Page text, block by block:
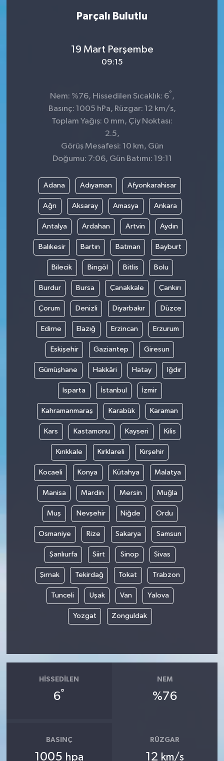
Parçalı Bulutlu
19 Mart Perşembe
09:15
Nem: %76, Hissedilen Sıcaklık: 6° ,
Basınç: 1005 hPa, Rüzgar: 12 km/s,
Toplam Yağış: 0 mm, Çiy Noktası:
2.5,
Görüş Mesafesi: 10 km, Gün
Doğumu: 7:06, Gün Batımı: 19:11
Adana Adıyaman Afyonkarahisar
Ağrı Aksaray Amasya Ankara
Antalya Ardahan Artvin Aydın
Balıkesir Bartın Batman Bayburt
Bilecik Bingöl Bitlis Bolu
Burdur Bursa Çanakkale Çankırı
Çorum Denizli Diyarbakır Düzce
Edirne Elazığ Erzincan Erzurum
Eskişehir Gaziantep Giresun
Gümüşhane Hakkâri Hatay Iğdır
Isparta İstanbul İzmir
Kahramanmaraş Karabük Karaman
Kars Kastamonu Kayseri Kilis
Kırıkkale Kırklareli Kırşehir
Kocaeli Konya Kütahya Malatya
Manisa Mardin Mersin Muğla
Muş Nevşehir Niğde Ordu
Osmaniye Rize Sakarya Samsun
Şanlıurfa Siirt Sinop Sivas
Şırnak Tekirdağ Tokat Trabzon
Tunceli Uşak Van Yalova
Yozgat Zonguldak
HISSEDILEN
6°
NEM
%76
BASINÇ
1005 hpa
RÜZGAR
12 km/s